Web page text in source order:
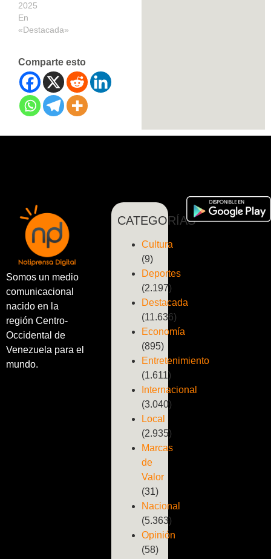
2025
En
«Destacada»
Comparte esto
Somos un medio
comunicacional
nacido en la
región Centro-
Occidental de
Venezuela para el
mundo.
CATEGORÍAS
Cultura
(9)
Deportes
(2.197)
Destacada
(11.636)
Economía
(895)
Entretenimiento
(1.611)
Internacional
(3.040)
Local
(2.935)
Marcas
de
Valor
(31)
Nacional
(5.363)
Opinión
(58)